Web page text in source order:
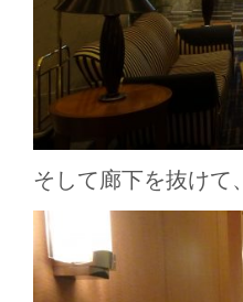
そして廊下を抜けて、